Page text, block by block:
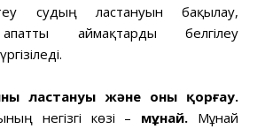
судың ластануын бақылау,
аймақтарды белгілеу
ластануы және оны қорғау.
негізгі көзі – мұнай. Мұнай